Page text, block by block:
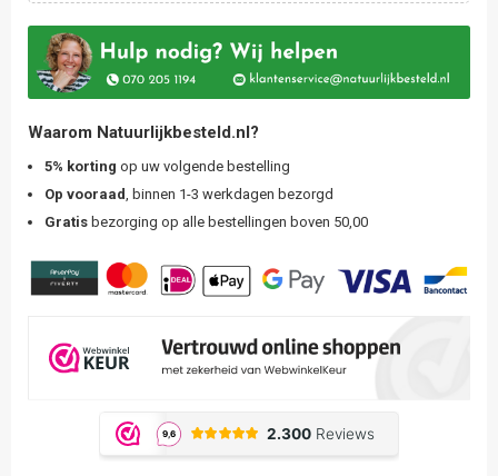
Waarom Natuurlijkbesteld.nl?
5% korting op uw volgende bestelling
Op vooraad
, binnen 1-3 werkdagen bezorgd
Gratis bezorging op alle bestellingen boven 50,00